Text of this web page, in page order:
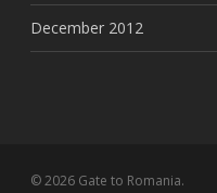
December 2012
© 2026 Gate to Romania.